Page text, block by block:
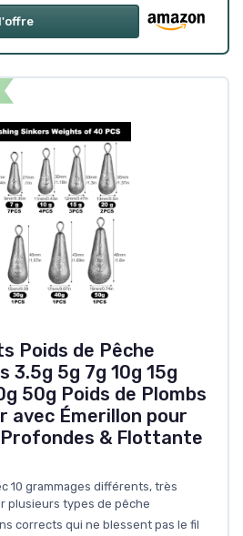
Poids de Pêche
3.5g 5g 7g 10g 15g
50g Poids de Plombs
avec Émerillon pour
Profondes & Flottante
10 grammages différents, très
plusieurs types de pêche
corrects qui ne blessent pas le fil